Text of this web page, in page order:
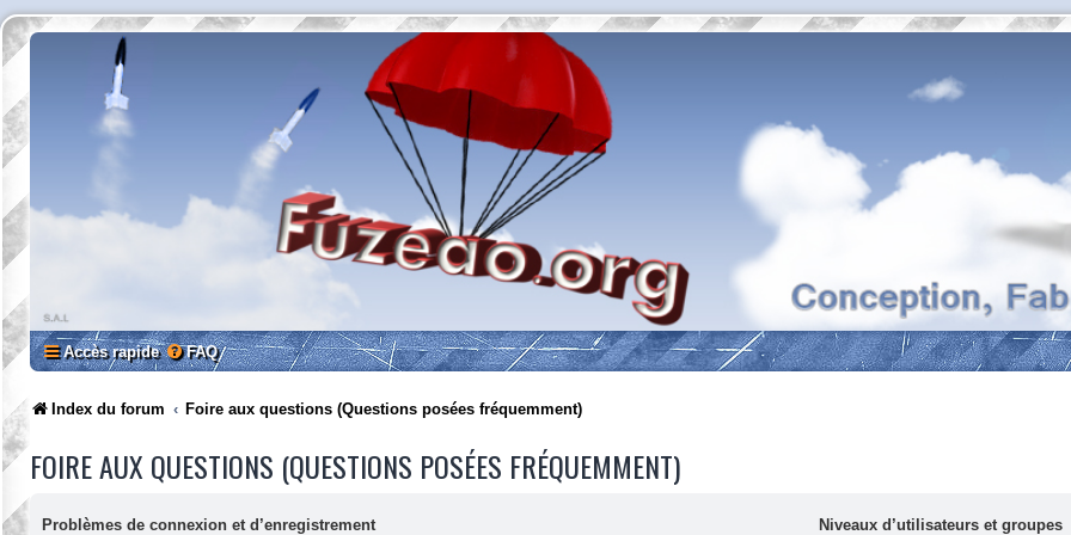
Accès rapide FAQ
Index du forum Foire aux questions (Questions posées fréquemment)
FOIRE AUX QUESTIONS (QUESTIONS POSÉES FRÉQUEMMENT)
Problèmes de connexion et d’enregistrement
Niveaux d’utilisateurs et groupes